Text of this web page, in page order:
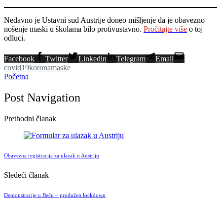
Nedavno je Ustavni sud Austrije doneo mišljenje da je obavezno
nošenje maski u školama bilo protivustavno. Pročitajte više o toj
odluci.
Facebook Twitter Linkedin Telegram
Email
covid19koronamaske
Početna
Post Navigation
Prethodni članak
Obavezna registracija za ulazak u Austriju
Sledeći članak
Demonstracije u Beču – produžen lockdown